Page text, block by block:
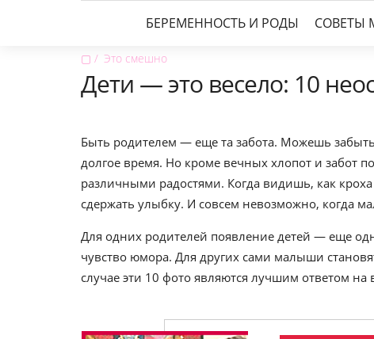
БЕРЕМЕННОСТЬ И РОДЫ СОВЕТЫ
▢ Это смешно
Дети — это весело: 10
Быть родителем — еще та забота. Можешь
долгое время. Но кроме вечных хлопот и забот
различными радостями. Когда видишь, как
сдержать улыбку. И совсем невозможно, когда
Для одних родителей появление детей — еще
чувство юмора. Для других сами малыши
случае эти 10 фото являются лучшим ответом